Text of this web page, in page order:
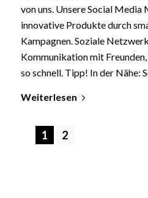
von uns. Unsere Social Media
innovative Produkte durch
Kampagnen. Soziale
Kommunikation mit
so schnell. Tipp! In der Nähe:
Weiterlesen
1 2